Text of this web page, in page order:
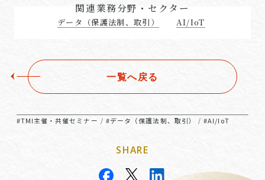
関連業務分野・セクター
データ（保護法制、取引） AI/IoT
一覧へ戻る
#TMI主催・共催セミナー / #データ（保護法制、取引） /#AI/IoT
SHARE